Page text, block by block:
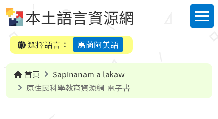
本土語言資源網
選單
選擇語言：
馬蘭阿美語
首頁
Sapinanam a lakaw
原住民科學教育資源網-電子書